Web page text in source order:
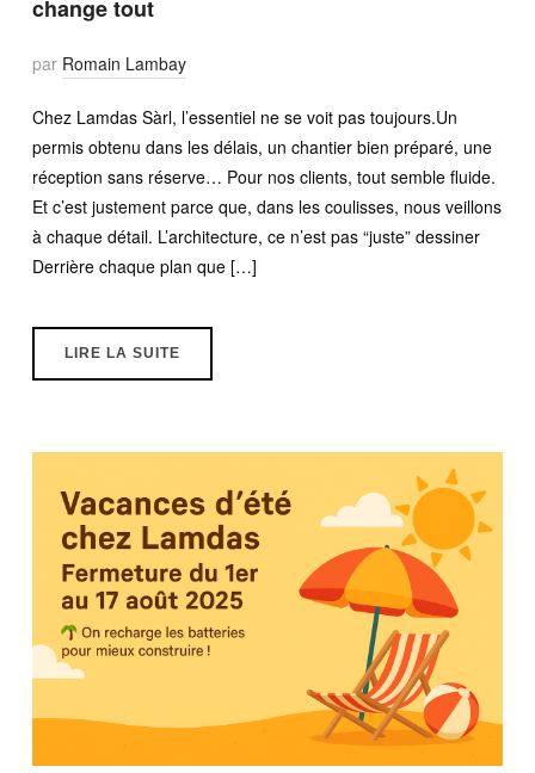
change tout
par Romain Lambay
Chez Lamdas Sàrl, l’essentiel ne se voit pas toujours.Un
permis obtenu dans les délais, un chantier bien préparé, une
réception sans réserve… Pour nos clients, tout semble fluide.
Et c’est justement parce que, dans les coulisses, nous veillons
à chaque détail. L’architecture, ce n’est pas “juste” dessiner
Derrière chaque plan que […]
LIRE LA SUITE